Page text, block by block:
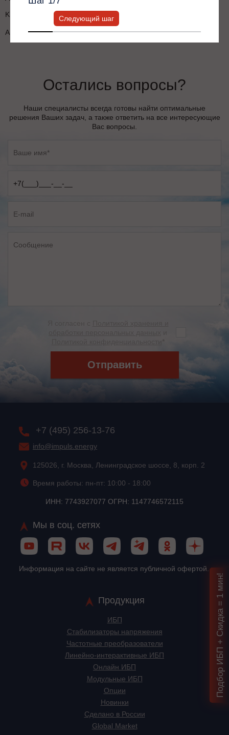
KBU-DZ1 Монтажное основание для панели управления
АРР для ПК Мониторинг, Инструмент для обновления ПО
Остались вопросы?
Наши специалисты всегда готовы найти оптимальные
решения Ваших задач, а также ответить на все интересующие
Вас вопросы.
Отправить
+7 (495) 256-13-76
info@impuls.energy
125026, г. Москва, Ленинградское шоссе, 8, корп. 2
Время работы: пн-пт: 10:00 - 18:00
ИНН: 7743927077 ОГРН: 1147746572115
Мы в соц. сетях
Информация на сайте не является публичной офертой.
Продукция
ИБП
Стабилизаторы напряжения
Частотные преобразователи
Линейно-интерактивные ИБП
Онлайн ИБП
Модульные ИБП
Опции
Новинки
Сделано в России
Global Market
Подбор ИБП + Скидка = 1 мин!
Следующий шаг